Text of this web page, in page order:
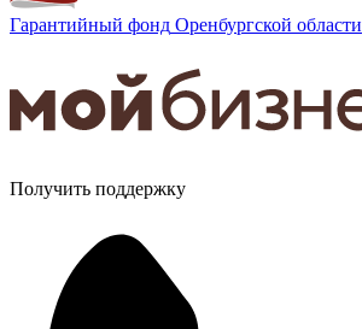
Гарантийный фонд Оренбургской области
Получить поддержку